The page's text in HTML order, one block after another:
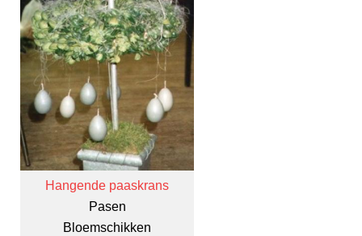
Hangende paaskrans
Pasen
Bloemschikken